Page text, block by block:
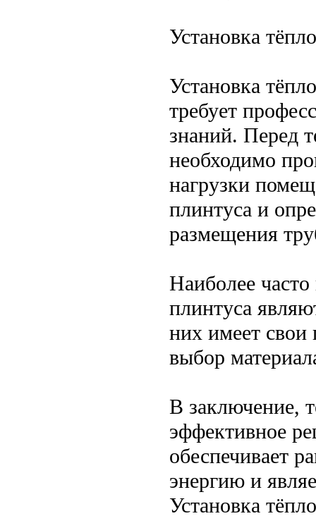
Установка
Установка
требует
знаний. Перед
необходимо
нагрузки
плинтуса и
размещения
Наиболее
плинтуса
них имеет свои
выбор
В заключение,
эффективное
обеспечивает
энергию и
Установка